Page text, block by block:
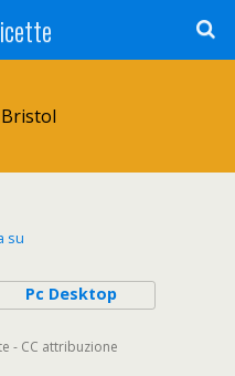
su
Pc Desktop
- CC attribuzione